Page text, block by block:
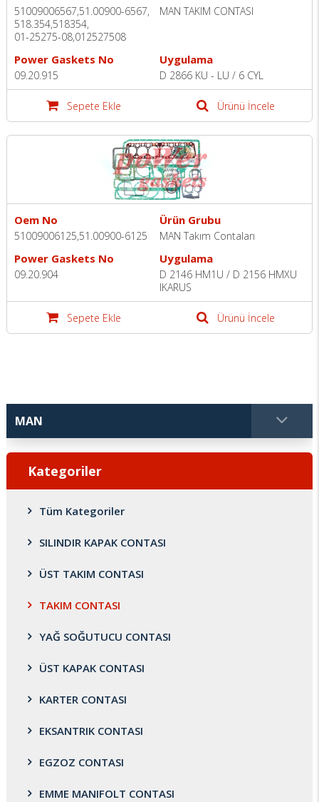
51009006567,51.00900-6567,
518.354,518354,
01-25275-08,012527508
MAN TAKIM CONTASI
Power Gaskets No
09.20.915
Uygulama
D 2866 KU - LU / 6 CYL
Sepete Ekle Ürünü İncele
Oem No
51009006125,51.00900-6125
Ürün Grubu
MAN Takım Contaları
Power Gaskets No
09.20.904
Uygulama
D 2146 HM1U / D 2156 HMXU
IKARUS
Sepete Ekle Ürünü İncele
Kategoriler
Tüm Kategoriler
SILINDIR KAPAK CONTASI
ÜST TAKIM CONTASI
TAKIM CONTASI
YAĞ SOĞUTUCU CONTASI
ÜST KAPAK CONTASI
KARTER CONTASI
EKSANTRIK CONTASI
EGZOZ CONTASI
EMME MANIFOLT CONTASI